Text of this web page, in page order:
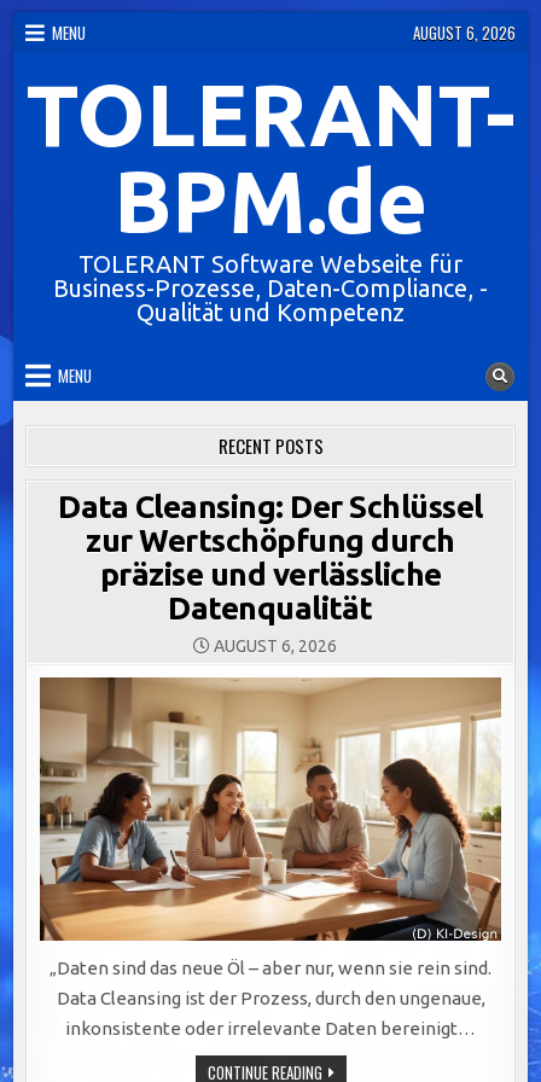
Skip
content
MENU AUGUST 6, 2026
TOLERANT-
BPM.de
TOLERANT Software Webseite für
Business-Prozesse, Daten-Compliance, -
Qualität und Kompetenz
MENU
RECENT POSTS
Data Cleansing: Der Schlüssel
zur Wertschöpfung durch
präzise und verlässliche
Datenqualität
AUGUST 6, 2026
„Daten sind das neue Öl – aber nur, wenn sie rein sind.
Data Cleansing ist der Prozess, durch den ungenaue,
inkonsistente oder irrelevante Daten bereinigt…
CONTINUE READINGDATA